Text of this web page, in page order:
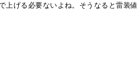
上げる必要ないよね。そうなると雷